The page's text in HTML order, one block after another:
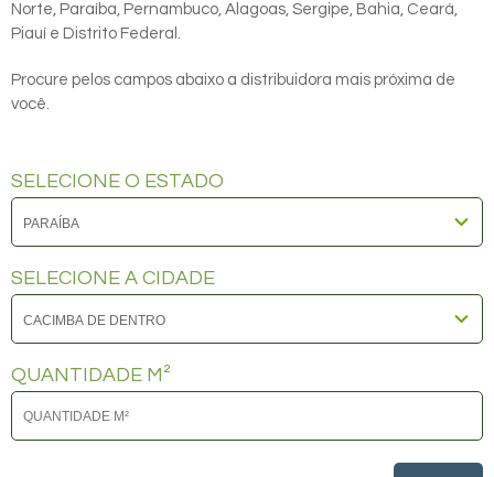
Norte, Paraíba, Pernambuco, Alagoas, Sergipe, Bahia, Ceará,
Piauí e Distrito Federal.
Procure pelos campos abaixo a distribuidora mais próxima de
você.
SELECIONE O ESTADO
SELECIONE A CIDADE
QUANTIDADE M²